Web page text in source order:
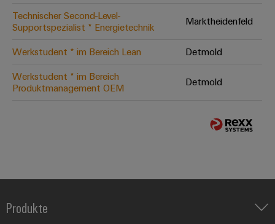
Technischer Second-Level-
Supportspezialist * Energietechnik
Marktheidenfeld
Werkstudent * im Bereich Lean
Detmold
Werkstudent * im Bereich
Produktmanagement OEM
Detmold
Produkte